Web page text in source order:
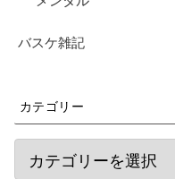
バスケ雑記
カテゴリー